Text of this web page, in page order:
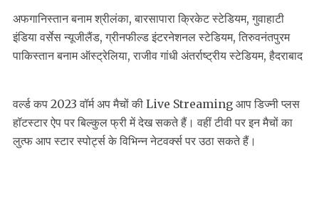
अफगानिस्तान बनाम श्रीलंका, बारसापारा क्रिकेट स्टेडियम, गुवाहाटी
इंडिया वर्सेस न्यूजीलैंड, ग्रीनफील्ड इंटरनेशनल स्टेडियम, तिरुवनंतपुरम
पाकिस्तान बनाम ऑस्ट्रेलिया, राजीव गांधी अंतर्राष्ट्रीय स्टेडियम, हैदराबाद
वर्ल्ड कप 2023 वॉर्म अप मैचों की Live Streaming आप डिज्नी प्लस
हॉटस्टार ऐप पर बिल्कुल फ्री में देख सकते हैं। वहीं टीवी पर इन मैचों का
लुत्फ आप स्टार स्पोर्ट्स के विभिन्न नेटवर्क्स पर उठा सकते हैं।